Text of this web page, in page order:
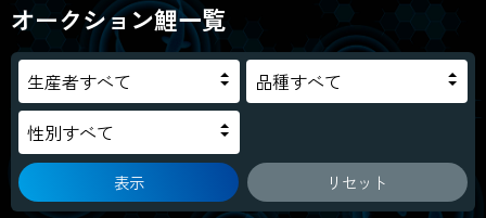
オークション鯉一覧
表示 リセット